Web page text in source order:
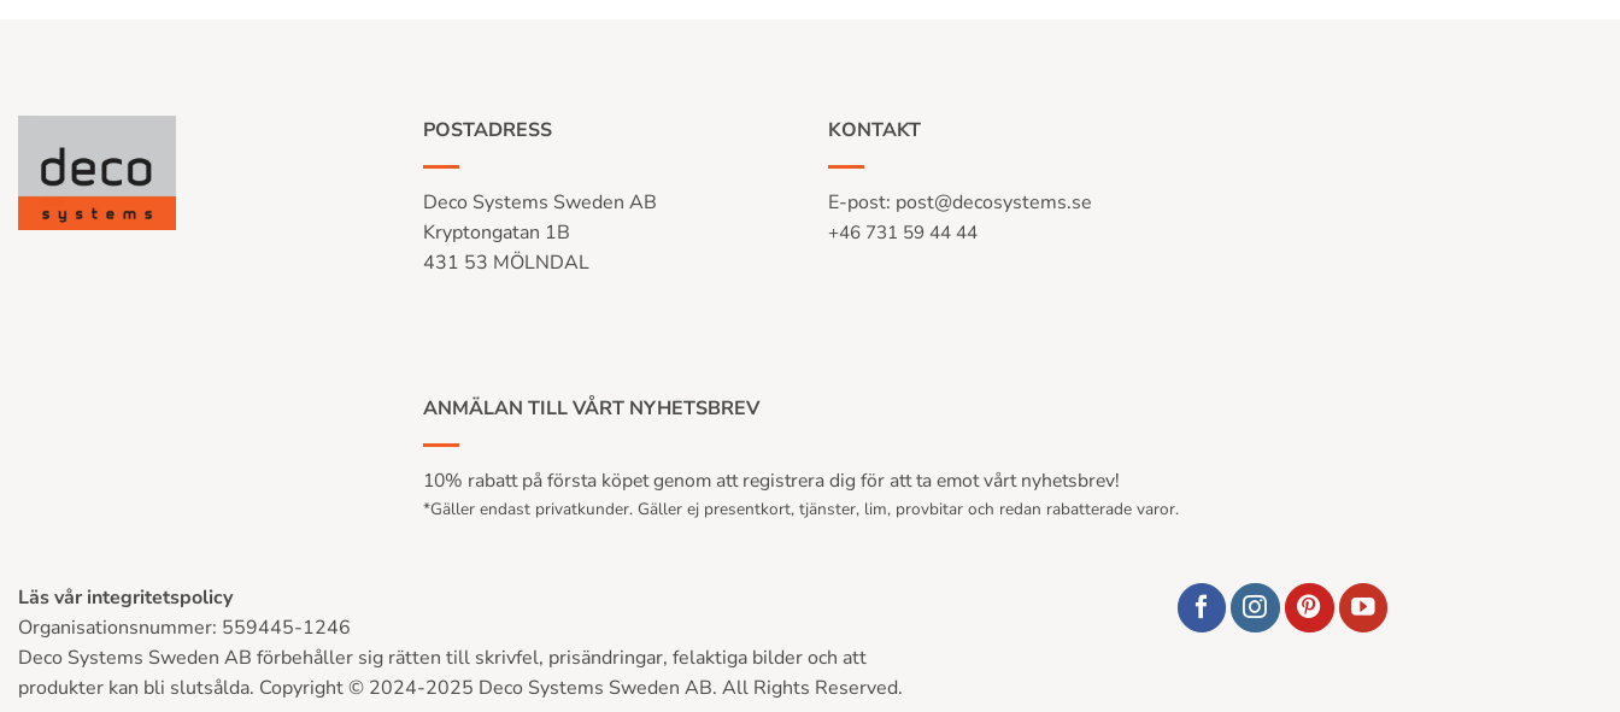
POSTADRESS
Deco Systems Sweden AB
Kryptongatan 1B
431 53 MÖLNDAL
KONTAKT
E-post: post@decosystems.se
+46 731 59 44 44
ANMÄLAN TILL VÅRT NYHETSBREV
10% rabatt på första köpet genom att registrera dig för att ta emot vårt nyhetsbrev!
*Gäller endast privatkunder. Gäller ej presentkort, tjänster, lim, provbitar och redan rabatterade varor.
Läs vår integritetspolicy
Organisationsnummer: 559445-1246
Deco Systems Sweden AB förbehåller sig rätten till skrivfel, prisändringar, felaktiga bilder och att
produkter kan bli slutsålda. Copyright © 2024-2025 Deco Systems Sweden AB. All Rights Reserved.